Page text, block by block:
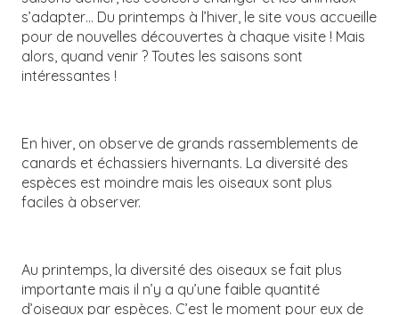
s’adapter… Du printemps à l’hiver, le site vous accueille
pour de nouvelles découvertes à chaque visite ! Mais
alors, quand venir ? Toutes les saisons sont
intéressantes !
En hiver, on observe de grands rassemblements de
canards et échassiers hivernants. La diversité des
espèces est moindre mais les oiseaux sont plus
faciles à observer.
Au printemps, la diversité des oiseaux se fait plus
importante mais il n’y a qu’une faible quantité
d’oiseaux par espèces. C’est le moment pour eux de